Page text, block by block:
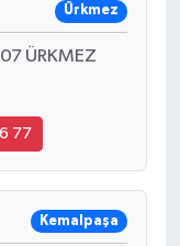
Ürkmez
ÜRKMEZ
77
Kemalpaşa